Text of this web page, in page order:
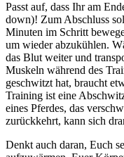
Passt auf, dass Ihr am
down)! Zum Abschluss
Minuten im Schritt
um wieder abzukühlen.
das Blut weiter und
Muskeln während des
geschwitzt hat, braucht
Training ist eine
eines Pferdes, das
zurückkehrt, kann sich
Denkt auch daran, Euch